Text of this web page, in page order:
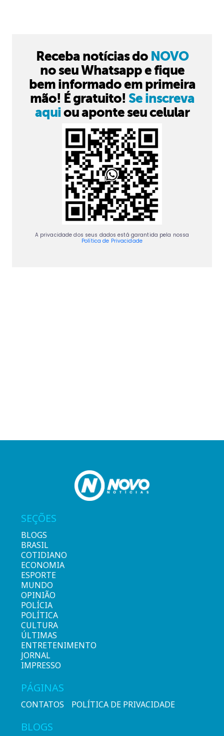
Receba notícias do NOVO
no seu Whatsapp e fique
bem informado em primeira
mão! É gratuito! Se inscreva
aquiou aponte seu celular
A privacidade dos seus dados está garantida pela nossa
Política de Privacidade
SEÇÕES
BLOGS
BRASIL
COTIDIANO
ECONOMIA
ESPORTE
MUNDO
OPINIÃO
POLÍCIA
POLÍTICA
CULTURA
ÚLTIMAS
ENTRETENIMENTO
JORNAL
IMPRESSO
PÁGINAS
CONTATOS POLÍTICA DE PRIVACIDADE
BLOGS